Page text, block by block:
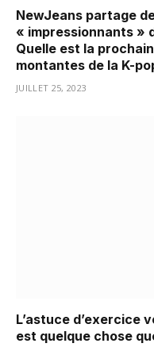
NewJeans partage
« impressionnants »
Quelle est la
montantes de la K-
JUILLET 25, 2023
L’astuce d’exercice
est quelque chose